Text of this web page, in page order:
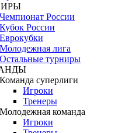
Чемпионат России
Кубок России
Еврокубки
Молодежная лига
Остальные турниры
Команда суперлиги
Игроки
Тренеры
Молодежная команда
Игроки